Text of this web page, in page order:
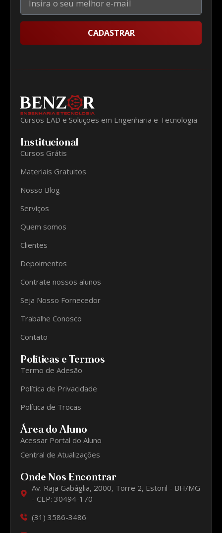
CADASTRAR
Cursos EAD e Soluções em Engenharia e Tecnologia
Institucional
Cursos Grátis
Materiais Gratuitos
Nosso Blog
Serviços
Quem somos
Clientes
Depoimentos
Contrate nossos alunos
Seja Nosso Fornecedor
Trabalhe Conosco
Contato
Políticas e Termos
Termo de Adesão
Política de Privacidade
Política de Trocas
Área do Aluno
Acessar Portal do Aluno
Central de Atualizações
Onde Nos Encontrar
Av. Raja Gabáglia, 2000, Torre 2, Estoril - BH/MG
- CEP: 30494-170
(31) 3586-3486